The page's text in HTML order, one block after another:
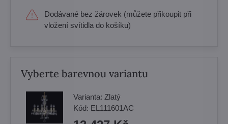
Dodávané bez žárovek (můžete přikoupit při
vložení svítidla do košíku)
Vyberte barevnou variantu
Varianta: Zlatý
Kód: EL111601AC